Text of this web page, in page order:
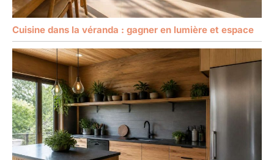
Cuisine dans la véranda : gagner en lumière et espace